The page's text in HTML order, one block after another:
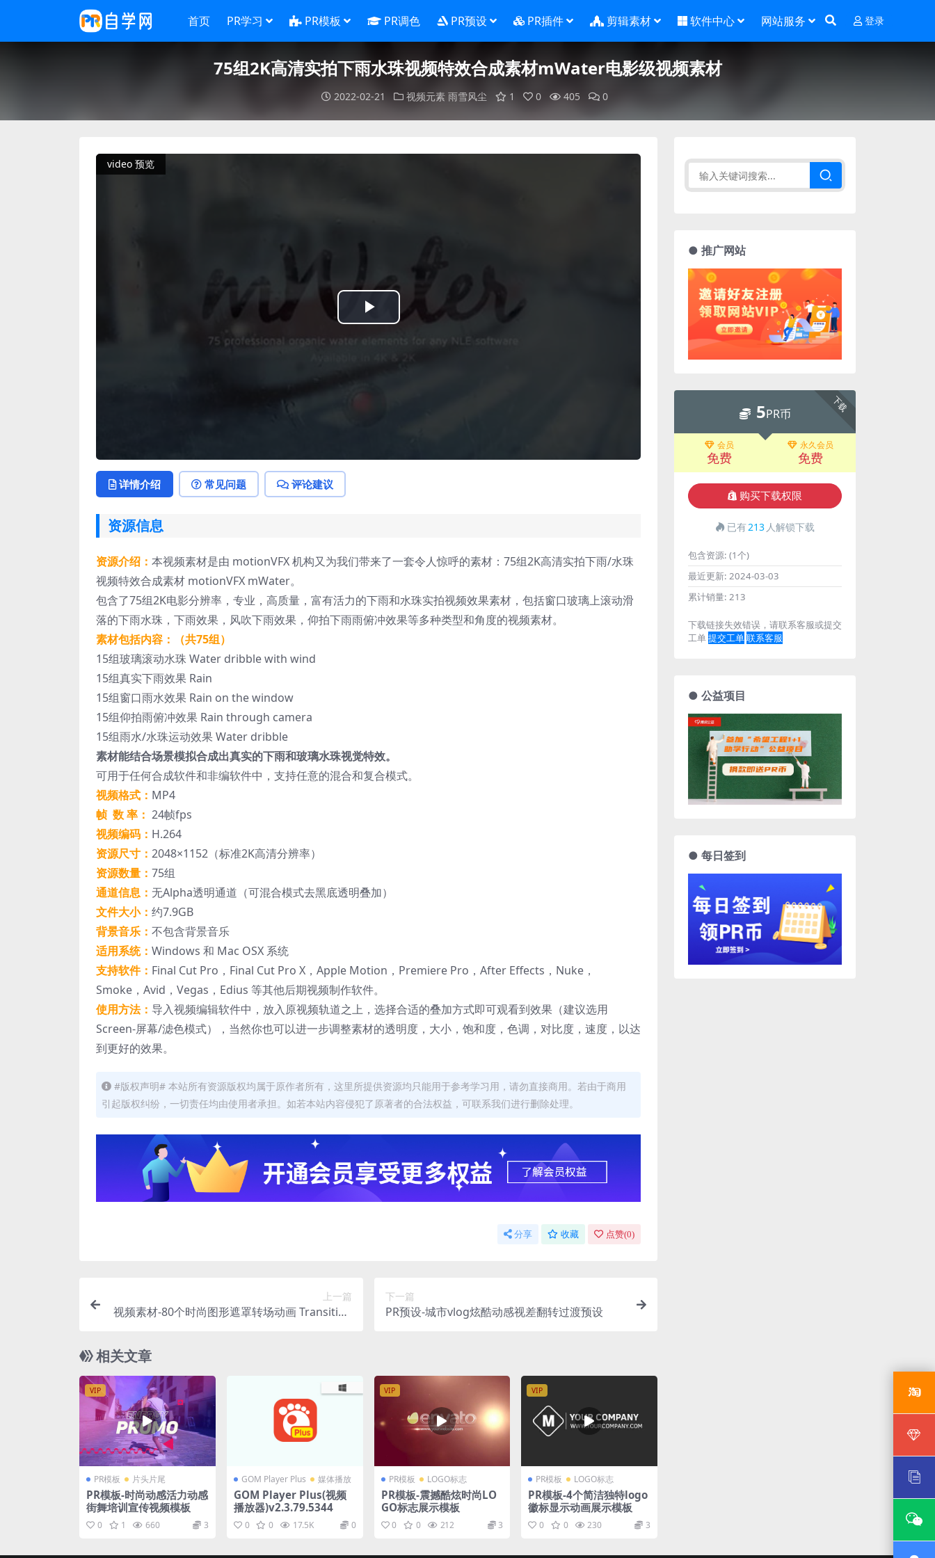
首页 PR学习 PR模板 PR调色 PR预设 PR插件 剪辑素材 软件中心 网站服务 登录
75组2K高清实拍下雨水珠视频特效合成素材mWater电影级视频素材
2022-02-21 视频元素 雨雪风尘 1 0 405 0
video 预览
Play
详情介绍 常见问题 评论建议
资源信息
资源介绍： 本视频素材是由 motionVFX 机构又为我们带来了一套令人惊呼的素材：75组2K高清实拍下雨/水珠
视频特效合成素材 motionVFX mWater。
包含了75组2K电影分辨率，专业，高质量，富有活力的下雨和水珠实拍视频效果素材，包括窗口玻璃上滚动滑
落的下雨水珠，下雨效果，风吹下雨效果，仰拍下雨雨俯冲效果等多种类型和角度的视频素材。
素材包括内容：（共75组）
15组玻璃滚动水珠 Water dribble with wind
15组真实下雨效果 Rain
15组窗口雨水效果 Rain on the window
15组仰拍雨俯冲效果 Rain through camera
15组雨水/水珠运动效果 Water dribble
素材能结合场景模拟合成出真实的下雨和玻璃水珠视觉特效。
可用于任何合成软件和非编软件中，支持任意的混合和复合模式。
视频格式： MP4
帧 数 率： 24帧fps
视频编码： H.264
资源尺寸： 2048×1152（标准2K高清分辨率）
资源数量： 75组
通道信息： 无Alpha透明通道（可混合模式去黑底透明叠加）
文件大小： 约7.9GB
背景音乐： 不包含背景音乐
适用系统： Windows 和 Mac OSX 系统
支持软件： Final Cut Pro，Final Cut Pro X，Apple Motion，Premiere Pro，After Effects，Nuke，
Smoke，Avid，Vegas，Edius 等其他后期视频制作软件。
使用方法： 导入视频编辑软件中，放入原视频轨道之上，选择合适的叠加方式即可观看到效果（建议选用
Screen-屏幕/滤色模式），当然你也可以进一步调整素材的透明度，大小，饱和度，色调，对比度，速度，以达
到更好的效果。
#版权声明# 本站所有资源版权均属于原作者所有，这里所提供资源均只能用于参考学习用，请勿直接商用。若由于商用
引起版权纠纷，一切责任均由使用者承担。如若本站内容侵犯了原著者的合法权益，可联系我们进行删除处理。
分享 收藏 点赞(0)
上一篇
视频素材-80个时尚图形遮罩转场动画 Transition
下一篇
PR预设-城市vlog炫酷动感视差翻转过渡预设
相关文章
VIP
PR模板 片头片尾
PR模板-时尚动感活力动感
街舞培训宣传视频模板
0 1 660 3
GOM Player Plus 媒体播放
GOM Player Plus(视频
播放器)v2.3.79.5344
0 0 17.5K 0
VIP
PR模板 LOGO标志
PR模板-震撼酷炫时尚LO
GO标志展示模板
0 0 212 3
VIP
PR模板 LOGO标志
PR模板-4个简洁独特logo
徽标显示动画展示模板
0 0 230 3
● 推广网站
下载
5PR币
会员
免费
永久会员
免费
购买下载权限
已有213 人解锁下载
包含资源: (1个)
最近更新: 2024-03-03
累计销量: 213
下载链接失效错误，请联系客服或提交
工单提交工单联系客服
● 公益项目
● 每日签到